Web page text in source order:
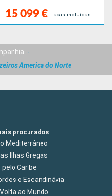
15 099 € Taxas incluídas
America do Norte
procurados
Mediterrâneo
Ilhas Gregas
Caribe
e Escandinávia
ao Mundo